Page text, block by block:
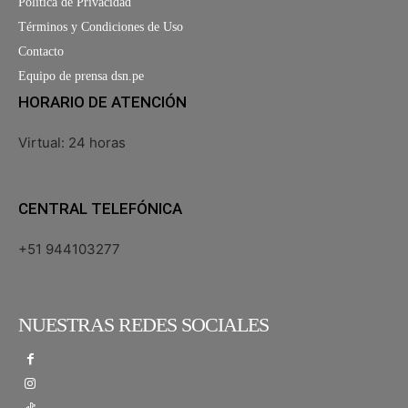
Términos y Condiciones de Uso
Contacto
Equipo de prensa dsn.pe
HORARIO DE ATENCIÓN
Virtual: 24 horas
CENTRAL TELEFÓNICA
+51 944103277
NUESTRAS REDES SOCIALES